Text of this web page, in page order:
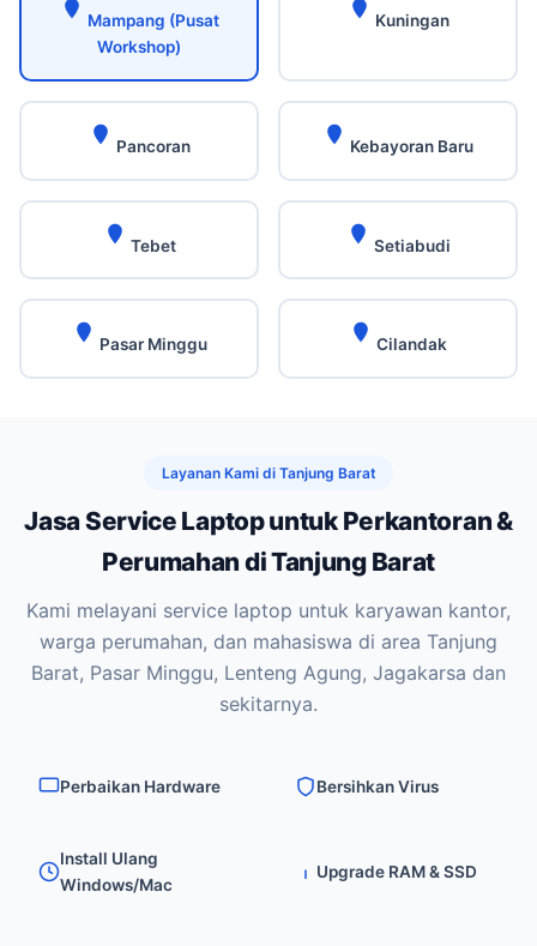
Mampang (Pusat
Workshop)
Kuningan
Pancoran Kebayoran Baru
Tebet Setiabudi
Pasar Minggu Cilandak
Layanan Kami di Tanjung Barat
Jasa Service Laptop untuk Perkantoran &
Perumahan di Tanjung Barat
Kami melayani service laptop untuk karyawan kantor,
warga perumahan, dan mahasiswa di area Tanjung
Barat, Pasar Minggu, Lenteng Agung, Jagakarsa dan
sekitarnya.
Perbaikan Hardware Bersihkan Virus
Install Ulang
Windows/Mac
Upgrade RAM & SSD